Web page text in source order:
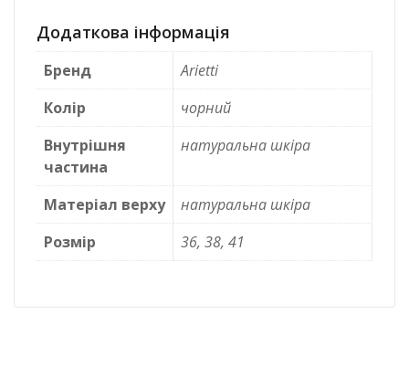
Додаткова інформація
Бренд
Arietti
Колір
чорний
Внутрішня
частина
натуральна шкіра
Матеріал верху
натуральна шкіра
Розмір
36, 38, 41